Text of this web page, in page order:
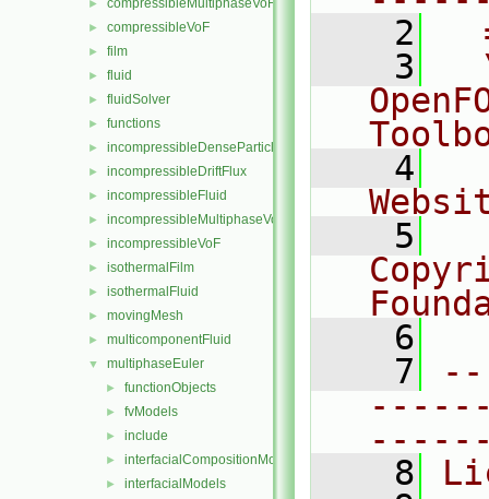
► compressibleMultiphaseVoF
► compressibleVoF
► film
► fluid
► fluidSolver
► functions
► incompressibleDenseParticleFluid
► incompressibleDriftFlux
► incompressibleFluid
► incompressibleMultiphaseVoF
► incompressibleVoF
► isothermalFilm
► isothermalFluid
► movingMesh
► multicomponentFluid
▼ multiphaseEuler
► functionObjects
► fvModels
► include
► interfacialCompositionModels
► interfacialModels
    2
    3
    4
    5
    6
    7
    8